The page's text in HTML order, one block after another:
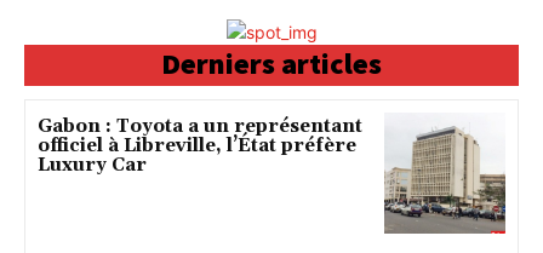
Derniers articles
Gabon : Toyota a un représentant
officiel à Libreville, l’État préfère
Luxury Car